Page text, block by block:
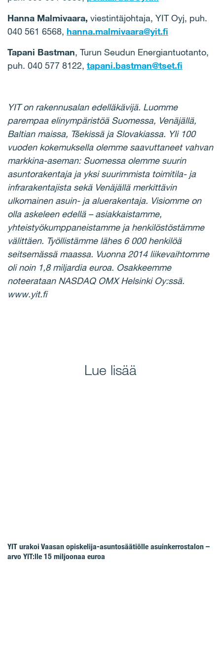
Hanna Malmivaara, viestintäjohtaja, YIT Oyj, puh.
040 561 6568, hanna.malmivaara@yit.fi
Tapani Bastman, Turun Seudun Energiantuotanto,
puh. 040 577 8122, tapani.bastman@tset.fi
YIT on rakennusalan edelläkävijä. Luomme
parempaa elinympäristöä Suomessa, Venäjällä,
Baltian maissa, Tšekissä ja Slovakiassa. Yli 100
vuoden kokemuksella olemme saavuttaneet vahvan
markkina-aseman: Suomessa olemme suurin
asuntorakentaja ja yksi suurimmista toimitila- ja
infrarakentajista sekä Venäjällä merkittävin
ulkomainen asuin- ja aluerakentaja. Visiomme on
olla askeleen edellä – asiakkaistamme,
yhteistyökumppaneistamme ja henkilöstöstämme
välittäen. Työllistämme lähes 6 000 henkilöä
seitsemässä maassa. Vuonna 2014 liikevaihtomme
oli noin 1,8 miljardia euroa. Osakkeemme
noteerataan NASDAQ OMX Helsinki Oy:ssä.
www.yit.fi
Lue lisää
YIT urakoi Vaasan opiskelija-asuntosäätiölle asuinkerrostalon –
arvo YIT:lle 15 miljoonaa euroa